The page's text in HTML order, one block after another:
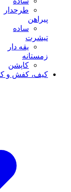
طرحدار
پیراهن
ساده
تیشرت
یقه دار
زمستانه
کاپشن
کیف، کفش و